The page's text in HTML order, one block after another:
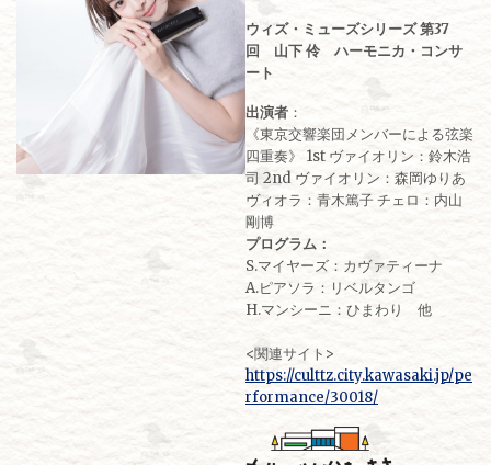
ウィズ・ミューズシリーズ 第37
回 山下 伶 ハーモニカ・コンサ
ート
出演者 ：
《東京交響楽団メンバーによる弦楽
四重奏》 1st ヴァイオリン：鈴木浩
司 2nd ヴァイオリン：森岡ゆりあ
ヴィオラ：青木篤子 チェロ：内山
剛博
プログラム：
S.マイヤーズ：カヴァティーナ
A.ピアソラ：リベルタンゴ
H.マンシーニ：ひまわり 他
<関連サイト>
https://culttz.city.kawasaki.jp/pe
rformance/30018/